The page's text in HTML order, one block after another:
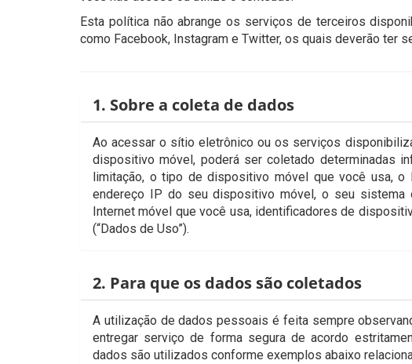
Esta política não abrange os serviços de terceiros
como Facebook, Instagram e Twitter, os quais deverão ter
1. Sobre a coleta de dados
Ao acessar o sítio eletrônico ou os serviços
dispositivo móvel, poderá ser coletado determinadas
limitação, o tipo de dispositivo móvel que você usa,
endereço IP do seu dispositivo móvel, o seu sistema
Internet móvel que você usa, identificadores de
(“Dados de Uso”).
2. Para que os dados são coletados
A utilização de dados pessoais é feita sempre
entregar serviço de forma segura de acordo
dados são utilizados conforme exemplos abaixo